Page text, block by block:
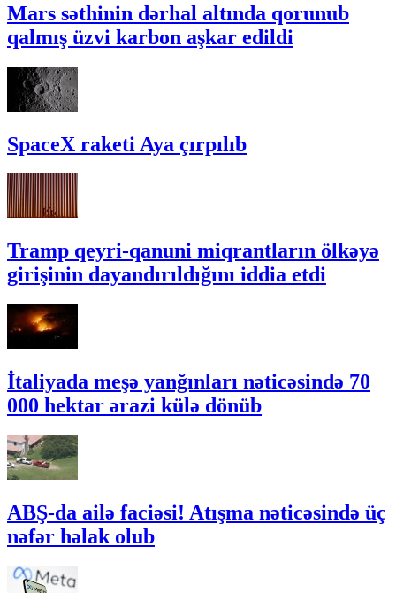
Mars səthinin dərhal altında qorunub
qalmış üzvi karbon aşkar edildi
SpaceX raketi Aya çırpılıb
Tramp qeyri-qanuni miqrantların ölkəyə
girişinin dayandırıldığını iddia etdi
İtaliyada meşə yanğınları nəticəsində 70
000 hektar ərazi külə dönüb
ABŞ-da ailə faciəsi! Atışma nəticəsində üç
nəfər həlak olub